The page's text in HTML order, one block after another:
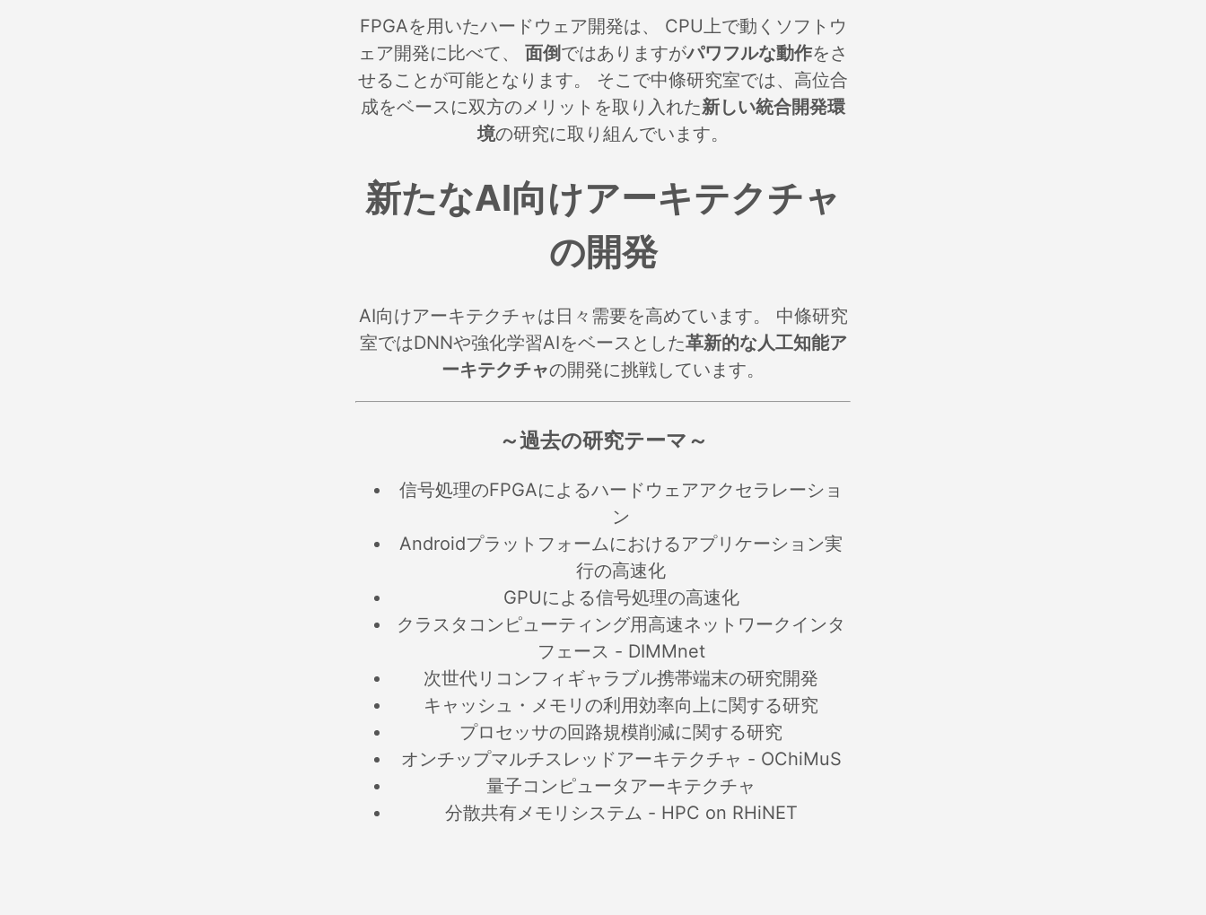
FPGAを用いたハードウェア開発は、 CPU上で動くソフトウ
ェア開発に比べて、 面倒ではありますがパワフルな動作をさ
せることが可能となります。 そこで中條研究室では、高位合
成をベースに双方のメリットを取り入れた新しい統合開発環
境の研究に取り組んでいます。
新たなAI向けアーキテクチャ
の開発
AI向けアーキテクチャは日々需要を高めています。 中條研究
室ではDNNや強化学習AIをベースとした革新的な人工知能ア
ーキテクチャの開発に挑戦しています。
～過去の研究テーマ～
信号処理のFPGAによるハードウェアアクセラレーショ
ン
Androidプラットフォームにおけるアプリケーション実
行の高速化
GPUによる信号処理の高速化
クラスタコンピューティング用高速ネットワークインタ
フェース - DIMMnet
次世代リコンフィギャラブル携帯端末の研究開発
キャッシュ・メモリの利用効率向上に関する研究
プロセッサの回路規模削減に関する研究
オンチップマルチスレッドアーキテクチャ - OChiMuS
量子コンピュータアーキテクチャ
分散共有メモリシステム - HPC on RHiNET